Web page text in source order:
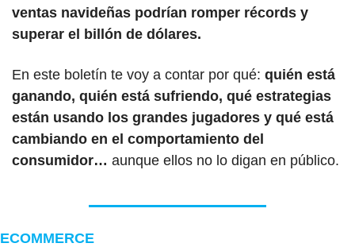
ventas navideñas podrían romper récords y
superar el billón de dólares.
En este boletín te voy a contar por qué: quién está
ganando, quién está sufriendo, qué estrategias
están usando los grandes jugadores y qué está
cambiando en el comportamiento del
consumidor… aunque ellos no lo digan en público.
ECOMMERCE